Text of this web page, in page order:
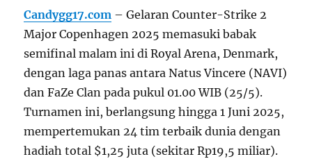
Candygg17.com – Gelaran Counter-Strike 2
Major Copenhagen 2025 memasuki babak
semifinal malam ini di Royal Arena, Denmark,
dengan laga panas antara Natus Vincere (NAVI)
dan FaZe Clan pada pukul 01.00 WIB (25/5).
Turnamen ini, berlangsung hingga 1 Juni 2025,
mempertemukan 24 tim terbaik dunia dengan
hadiah total $1,25 juta (sekitar Rp19,5 miliar).